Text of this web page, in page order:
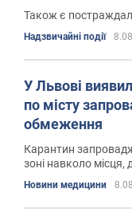
Також є
Надзвичайні події
У Львові
по місту
обмеження
Карантин
зоні навколо місця,
Новини медицини